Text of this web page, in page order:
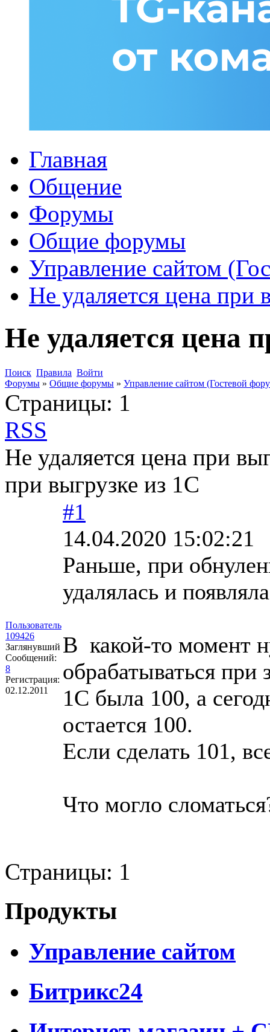
Главная
Общение
Форумы
Общие форумы
Управление сайтом
Не удаляется цена при
Не удаляется цена
Поиск Правила Войти
Форумы » Общие форумы » Управление сайтом (Гостевой
Страницы: 1
RSS
Не удаляется цена при
при выгрузке из 1С
Пользователь
109426
Заглянувший
Сообщений:
8
Регистрация:
02.12.2011
#1
14.04.2020 15:02:21
Раньше, при
удалялась и
В какой-то момент
обрабатываться при
1С была 100, а
остается 100.
Если сделать 101,
Что могло
Страницы: 1
Продукты
Управление сайтом
Битрикс24